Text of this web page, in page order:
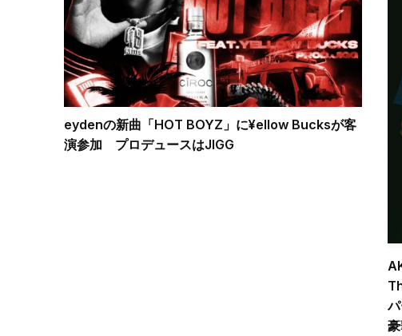
eydenの新曲「HOT BOYZ」に¥ellow Bucksが客
演参加 プロデュースはJIGG